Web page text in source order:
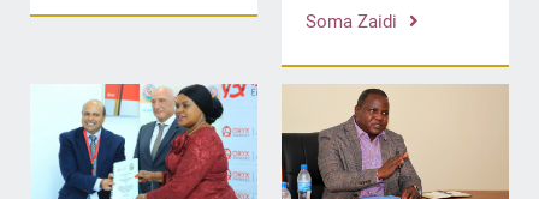
Soma Zaidi